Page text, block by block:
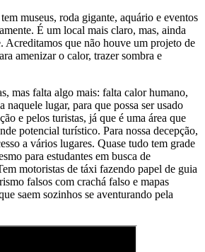
museus, roda gigante, aquário e eventos
É um local mais claro, mas, ainda
Acreditamos que não houve um projeto de
amenizar o calor, trazer sombra e
mas falta algo mais: falta calor humano,
naquele lugar, para que possa ser usado
e pelos turistas, já que é uma área que
potencial turístico. Para nossa decepção,
a vários lugares. Quase tudo tem grade
para estudantes em busca de
motoristas de táxi fazendo papel de guia
falsos com crachá falso e mapas
saem sozinhos se aventurando pela